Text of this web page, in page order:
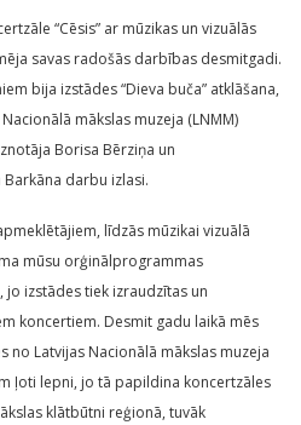
“Cēsis” ar mūzikas un vizuālās
savas radošās darbības desmitgadi.
bija izstādes “Dieva buča” atklāšana,
mākslas muzeja (LNMM)
Borisa Bērziņa un
darbu izlasi.
līdzās mūzikai vizuālā
mūsu orģinālprogrammas
jo izstādes tiek izraudzītas un
koncertiem. Desmit gadu laikā mēs
no Latvijas Nacionālā mākslas muzeja
ļoti lepni, jo tā papildina koncertzāles
klātbūtni reģionā, tuvāk